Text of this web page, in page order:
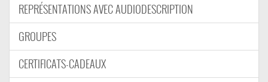
REPRÉSENTATIONS AVEC AUDIODESCRIPTION
GROUPES
CERTIFICATS-CADEAUX